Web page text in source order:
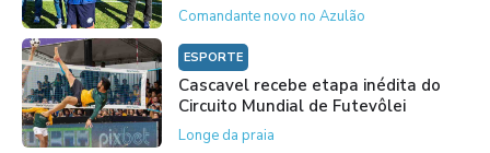
Comandante novo no Azulão
ESPORTE
Cascavel recebe etapa inédita do
Circuito Mundial de Futevôlei
Longe da praia